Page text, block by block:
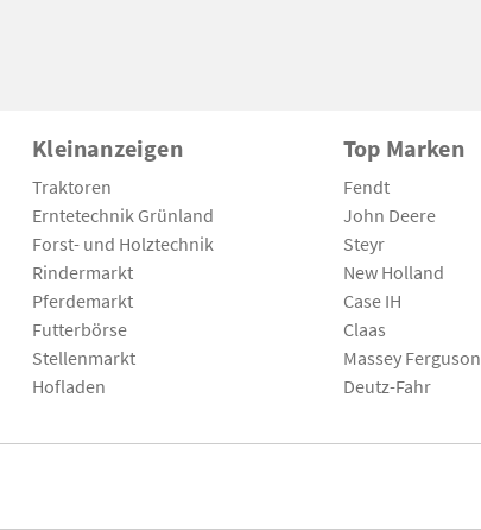
Kleinanzeigen
Traktoren
Erntetechnik Grünland
Forst- und Holztechnik
Rindermarkt
Pferdemarkt
Futterbörse
Stellenmarkt
Hofladen
Top Marken
Fendt
John Deere
Steyr
New Holland
Case IH
Claas
Massey Ferguson
Deutz-Fahr